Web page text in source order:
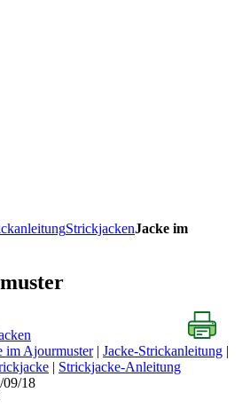
StrickjackenJacke im
im Ajourmuster| Jacke-Strickanleitung
Strickjacke-Anleitung
09/18